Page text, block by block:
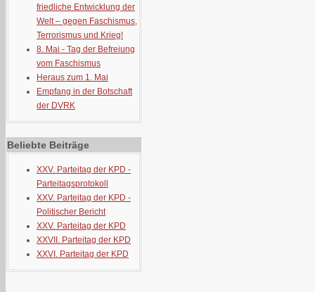
friedliche Entwicklung der
Welt – gegen Faschismus,
Terrorismus und Krieg!
8. Mai - Tag der Befreiung
vom Faschismus
Heraus zum 1. Mai
Empfang in der Botschaft
der DVRK
Beliebte Beiträge
XXV. Parteitag der KPD -
Parteitagsprotokoll
XXV. Parteitag der KPD -
Politischer Bericht
XXV. Parteitag der KPD
XXVII. Parteitag der KPD
XXVI. Parteitag der KPD